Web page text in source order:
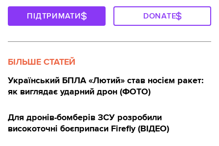
ПІДТРИМАТИ DONATE
БІЛЬШЕ СТАТЕЙ
Український БПЛА «Лютий» став носієм ракет:
як виглядає ударний дрон (ФОТО)
Для дронів-бомберів ЗСУ розробили
високоточні боєприпаси Firefly (ВІДЕО)